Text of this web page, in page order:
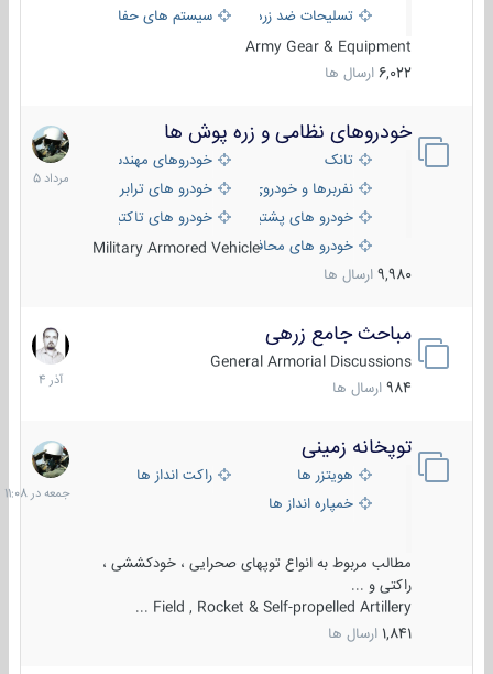
تسلیحات ضد زره
سیستم های حفاظت فعال
Army Gear & Equipment
6,022 ارسال ها
خودروهای نظامی و زره پوش ها
تانک
خودروهای مهندسی
نفربرها و خودروی های رزمی پیاده نظام
خودرو های ترابری نظامی
خودرو های پشتیبانی آتش ، شناسایی و ضد تانک
خودرو های تاکتیکی نظامی
خودرو های محافظت شدهMilitary Armored Vehicle
9,980 ارسال ها
2
مرداد
1405
مباحث جامع زرهی
General Armorial Discussions
984 ارسال ها
7
آذر
1404
توپخانه زمینی
هویتزر ها
راکت انداز ها
خمپاره انداز ها
مطالب مربوط به انواع توپهای صحرایی ، خودکششی ،
راکتی و ...
Field , Rocket & Self-propelled Artillery ...
1,841 ارسال ها
جمعه
در
11:08